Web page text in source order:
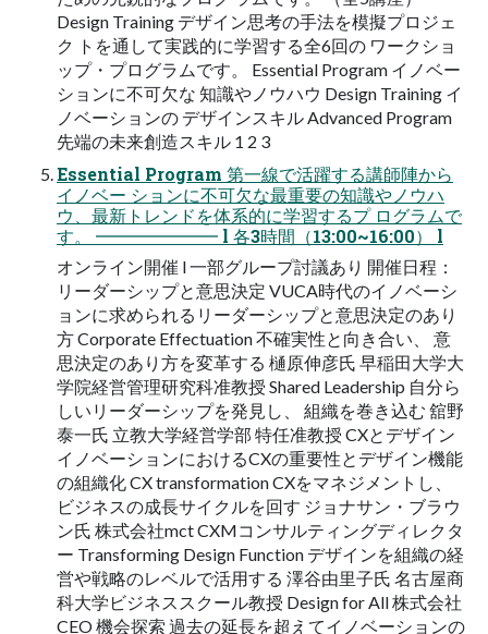
Design Training デザイン思考の⼿法を模擬プロジェ
ク トを通して実践的に学習する全6回の ワークショ
ップ・プログラムです。 Essential Program イノベー
ションに不可⽋な 知識やノウハウ Design Training イ
ノベーションの デザインスキル Advanced Program
先端の未来創造スキル 1 2 3
Essential Program 第⼀線で活躍する講師陣から
イノベー ションに不可⽋な最重要の知識やノウハ
ウ、最新トレンドを体系的に学習するプ ログラムで
す。 ━━━━━━━ l 各3時間（13:00~16:00） l
オンライン開催 l ⼀部グループ討議あり 開催⽇程：
リーダーシップと意思決定 VUCA時代のイノベーシ
ョンに求められるリーダーシップと意思決定のあり
⽅ Corporate Effectuation 不確実性と向き合い、 意
思決定のあり⽅を変⾰する 樋原伸彦⽒ 早稲⽥⼤学⼤
学院経営管理研究科准教授 Shared Leadership ⾃分ら
しいリーダーシップを発⾒し、 組織を巻き込む 舘野
泰⼀⽒ ⽴教⼤学経営学部 特任准教授 CXとデザイン
イノベーションにおけるCXの重要性とデザイン機能
の組織化 CX transformation CXをマネジメントし、
ビジネスの成⻑サイクルを回す ジョナサン・ブラウ
ン⽒ 株式会社mct CXMコンサルティングディレクタ
ー Transforming Design Function デザインを組織の経
営や戦略のレベルで活⽤する 澤⾕由⾥⼦⽒ 名古屋商
科⼤学ビジネススクール教授 Design for All 株式会社
CEO 機会探索 過去の延⻑を超えてイノベーションの